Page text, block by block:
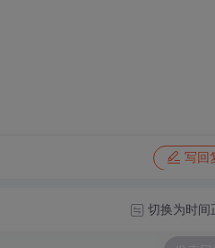
写回
切换为时间